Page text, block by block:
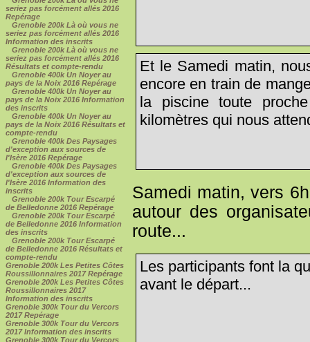
seriez pas forcément allés 2016
Repérage
Grenoble 200k Là où vous ne
seriez pas forcément allés 2016
Information des inscrits
Grenoble 200k Là où vous ne
seriez pas forcément allés 2016
Résultats et compte-rendu
Grenoble 400k Un Noyer au
pays de la Noix 2016 Repérage
Grenoble 400k Un Noyer au
pays de la Noix 2016 Information
des inscrits
Grenoble 400k Un Noyer au
pays de la Noix 2016 Résultats et
compte-rendu
Grenoble 400k Des Paysages
d'exception aux sources de
l'Isère 2016 Repérage
Grenoble 400k Des Paysages
d'exception aux sources de
l'Isère 2016 Information des
inscrits
Grenoble 200k Tour Escarpé
de Belledonne 2016 Repérage
Grenoble 200k Tour Escarpé
de Belledonne 2016 Information
des inscrits
Grenoble 200k Tour Escarpé
de Belledonne 2016 Résultats et
compte-rendu
Grenoble 200k Les Petites Côtes
Roussillonnaires 2017 Repérage
Grenoble 200k Les Petites Côtes
Roussillonnaires 2017
Information des inscrits
Grenoble 300k Tour du Vercors
2017 Repérage
Grenoble 300k Tour du Vercors
2017 Information des inscrits
Grenoble 300k Tour du Vercors
Et le Samedi matin,
encore en train de
la piscine toute
kilomètres qui nous
Samedi matin, vers
autour des
route...
Les participants font la
avant le départ...